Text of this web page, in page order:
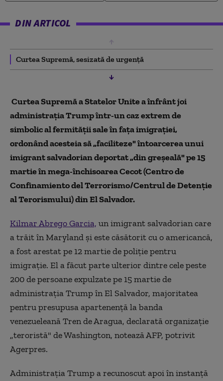
DIN ARTICOL
Curtea Supremă, sesizată de urgenţă
Curtea Supremă a Statelor Unite a înfrânt joi
administraţia Trump într-un caz extrem de
simbolic al fermităţii sale în faţa imigraţiei,
ordonând acesteia să „faciliteze" întoarcerea unui
imigrant salvadorian deportat „din greşeală" pe 15
martie în mega-închisoarea Cecot (Centro de
Confinamiento del Terrorismo/Centrul de Detenție
al Terorismului) din El Salvador.
Kilmar Abrego Garcia, un imigrant salvadorian care
a trăit în Maryland şi este căsătorit cu o americancă,
a fost arestat pe 12 martie de poliţie pentru
imigraţie. El a făcut parte ulterior dintre cele peste
200 de persoane expulzate pe 15 martie de
administraţia Trump în El Salvador, majoritatea
pentru presupusa apartenenţă la banda
venezueleană Tren de Aragua, declarată organizaţie
„teroristă" de Washington, notează AFP, potrivit
Agerpres.
Administraţia Trump a recunoscut apoi în instanţă